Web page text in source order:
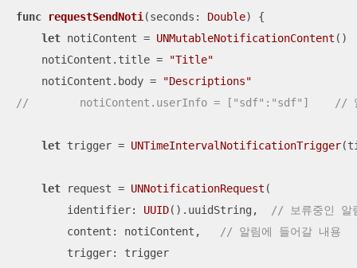
func requestSendNoti (seconds : Double)
{
let notiContent = UNMutableNotificationContent ()
    notiContent.title
=
"Title"
    notiContent.body
=
"Descriptions"
//        notiContent.userInfo = ["sdf":"sdf"]    // 알림
let trigger = UNTimeIntervalNotificationTrigger
let request = UNNotificationRequest (
        identifier:
UUID().uuidString,
// 보류중인 알
        content: notiContent,
// 알림에 들어갈 내용
        trigger: trigger